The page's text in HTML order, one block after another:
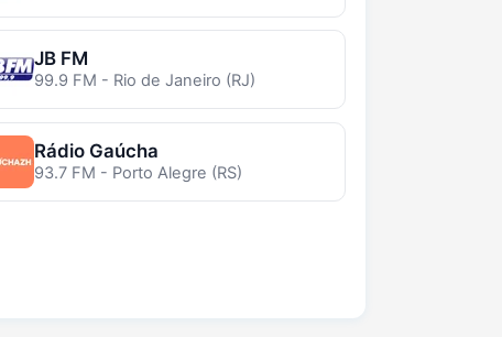
JB FM
99.9 FM - Rio de Janeiro (RJ)
Rádio Gaúcha
93.7 FM - Porto Alegre (RS)